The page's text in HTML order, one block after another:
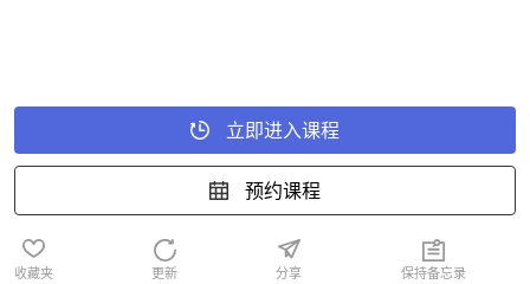
立即进入课程
预约课程
收藏夹 更新 分享 保持备忘录